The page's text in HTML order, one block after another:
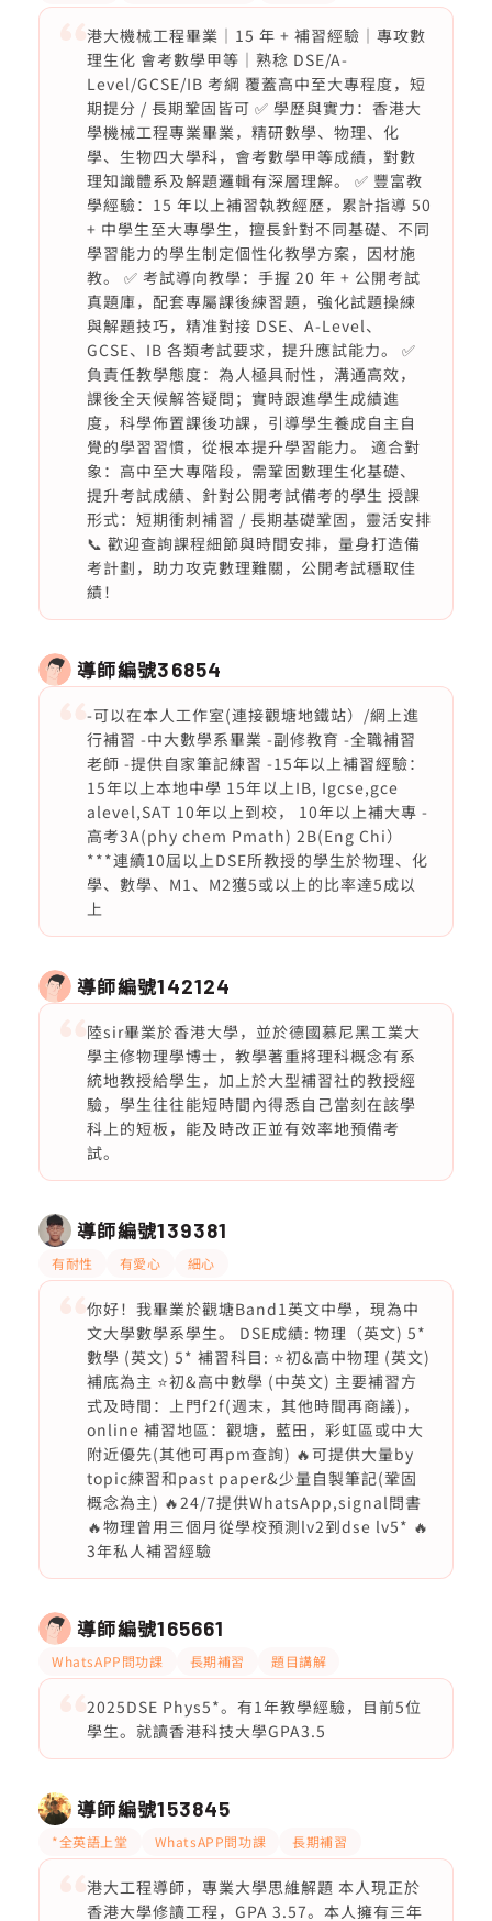
港大機械工程畢業｜15 年 + 補習經驗｜專攻數
理生化 會考數學甲等｜熟稔 DSE/A-
Level/GCSE/IB 考綱 覆蓋高中至大專程度，短
期提分 / 長期鞏固皆可 ✅ 學歷與實力：香港大
學機械工程專業畢業，精研數學、物理、化
學、生物四大學科，會考數學甲等成績，對數
理知識體系及解題邏輯有深層理解。 ✅ 豐富教
學經驗：15 年以上補習執教經歷，累計指導 50
+ 中學生至大專學生，擅長針對不同基礎、不同
學習能力的學生制定個性化教學方案，因材施
教。 ✅ 考試導向教學：手握 20 年 + 公開考試
真題庫，配套專屬課後練習題，強化試題操練
與解題技巧，精准對接 DSE、A-Level、
GCSE、IB 各類考試要求，提升應試能力。 ✅
負責任教學態度：為人極具耐性，溝通高效，
課後全天候解答疑問；實時跟進學生成績進
度，科學佈置課後功課，引導學生養成自主自
覺的學習習慣，從根本提升學習能力。 適合對
象：高中至大專階段，需鞏固數理生化基礎、
提升考試成績、針對公開考試備考的學生 授課
形式：短期衝刺補習 / 長期基礎鞏固，靈活安排
📞 歡迎查詢課程細節與時間安排，量身打造備
考計劃，助力攻克數理難關，公開考試穩取佳
績！
導師編號36854
-可以在本人工作室(連接觀塘地鐵站）/網上進
行補習 -中大數學系畢業 -副修教育 -全職補習
老師 -提供自家筆記練習 -15年以上補習經驗：
15年以上本地中學 15年以上IB, Igcse,gce
alevel,SAT 10年以上到校， 10年以上補大專 -
高考3A(phy chem Pmath) 2B(Eng Chi）
***連續10屆以上DSE所教授的學生於物理、化
學、數學、M1、M2獲5或以上的比率達5成以
上
導師編號142124
陸sir畢業於香港大學，並於德國慕尼黑工業大
學主修物理學博士，教學著重將理科概念有系
統地教授給學生，加上於大型補習社的教授經
驗，學生往往能短時間內得悉自己當刻在該學
科上的短板，能及時改正並有效率地預備考
試。
導師編號139381
有耐性 有愛心 細心
你好！我畢業於觀塘Band1英文中學，現為中
文大學數學系學生。 DSE成績: 物理（英文) 5*
數學 (英文) 5* 補習科目: ⭐️初&高中物理 (英文)
補底為主 ⭐️初&高中數學 (中英文) 主要補習方
式及時間：上門f2f(週末，其他時間再商議)，
online 補習地區：觀塘，藍田，彩虹區或中大
附近優先(其他可再pm查詢) 🔥可提供大量by
topic練習和past paper&少量自製筆記(鞏固
概念為主) 🔥24/7提供WhatsApp,signal問書
🔥物理曾用三個月從學校預測lv2到dse lv5* 🔥
3年私人補習經驗
導師編號165661
WhatsAPP問功課 長期補習 題目講解
2025DSE Phys5*。有1年教學經驗，目前5位
學生。就讀香港科技大學GPA3.5
導師編號153845
*全英語上堂 WhatsAPP問功課 長期補習
港大工程導師，專業大學思維解題 本人現正於
香港大學修讀工程，GPA 3.57。本人擁有三年